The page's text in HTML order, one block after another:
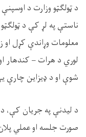
د ټولګټو وزارت د
ناستې په لړ کې د ټولګټو
معلومات وړاندې کړل او
لوري د هرات – کندهار
شوې او د ډيزاين چارې
د ليدنې په جريان کې، د
صورت جلسه او عملي